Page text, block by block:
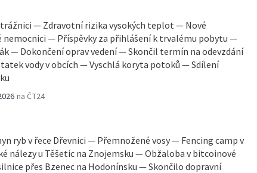
— Zdravotní rizika vysokých teplot — Nové
nemocnici — Příspěvky za přihlášení k trvalému pobytu —
— Dokončení oprav vedení — Skončil termín na odevzdání
vody v obcích — Vyschlá koryta potoků — Sdílení
na ČT24
ryb v řece Dřevnici — Přemnožené vosy — Fencing camp v
nálezy u Těšetic na Znojemsku — Obžaloba v bitcoinové
přes Bzenec na Hodonínsku — Skončilo dopravní